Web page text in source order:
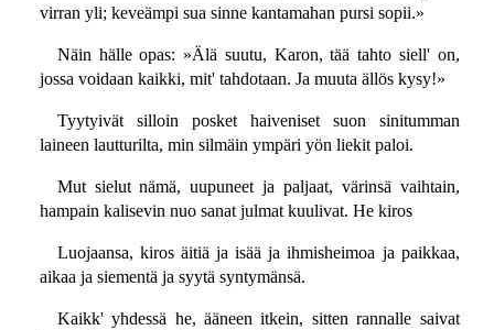
virran yli; keveämpi sua sinne kantamahan pursi sopii.»
Näin hälle opas: »Älä suutu, Karon, tää tahto siell' on,
jossa voidaan kaikki, mit' tahdotaan. Ja muuta ällös kysy!»
Tyytyivät silloin posket haiveniset suon sinitumman
laineen lautturilta, min silmäin ympäri yön liekit paloi.
Mut sielut nämä, uupuneet ja paljaat, värinsä vaihtain,
hampain kalisevin nuo sanat julmat kuulivat. He kiros
Luojaansa, kiros äitiä ja isää ja ihmisheimoa ja paikkaa,
aikaa ja siementä ja syytä syntymänsä.
Kaikk' yhdessä he, ääneen itkein, sitten rannalle saivat